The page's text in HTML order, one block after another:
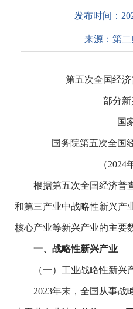
发布时间：
来源： 第
第五次全国经济
——部分新
国
国务院第五次全国
（2024
根据第五次全国经济普
和第三产业中战略性新兴产
核心产业等新兴产业的主要
一、 战略性新兴产业
（一）工业战略性新兴
2023年末，全国从事战